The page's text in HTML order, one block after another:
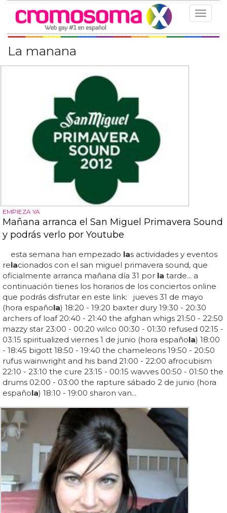
Toggle
La manana
EMPIEZA YA
Mañana arranca el San Miguel Primavera Sound
y podrás verlo por Youtube
esta semana han empezado las actividades y eventos
relacionados con el san miguel primavera sound, que
oficialmente arranca mañana día 31 por la tarde... a
continuación tienes los horarios de los conciertos online
que podrás disfrutar en este link: jueves 31 de mayo
(hora española) 18:20 - 19:20 baxter dury 19:30 - 20:30
archers of loaf 20:40 - 21:40 the afghan whigs 21:50 - 22:50
mazzy star 23:00 - 00:20 wilco 00:30 - 01:30 refused 02:15 -
03:15 spiritualized viernes 1 de junio (hora española) 18:00
- 18:45 bigott 18:50 - 19:40 the chameleons 19:50 - 20:50
rufus wainwright and his band 21:00 - 22:00 afrocubism
22:10 - 23:10 the cure 23:15 - 00:15 wavves 00:50 - 01:50 the
drums 02:00 - 03:00 the rapture sábado 2 de junio (hora
española) 18:10 - 19:00 sharon van...